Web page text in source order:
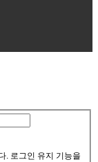
. 로그인 유지 기능을